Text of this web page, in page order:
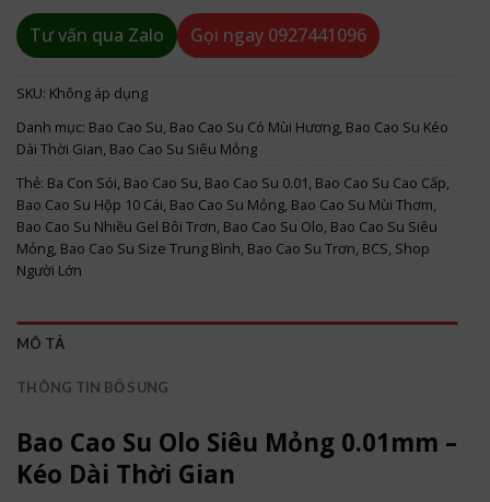
Tư vấn qua Zalo Gọi ngay 0927441096
SKU: Không áp dụng
Danh mục: Bao Cao Su, Bao Cao Su Có Mùi Hương, Bao Cao Su Kéo
Dài Thời Gian, Bao Cao Su Siêu Mỏng
Thẻ: Ba Con Sói, Bao Cao Su, Bao Cao Su 0.01, Bao Cao Su Cao Cấp,
Bao Cao Su Hộp 10 Cái, Bao Cao Su Mỏng, Bao Cao Su Mùi Thơm,
Bao Cao Su Nhiều Gel Bôi Trơn, Bao Cao Su Olo, Bao Cao Su Siêu
Mỏng, Bao Cao Su Size Trung Bình, Bao Cao Su Trơn, BCS, Shop
Người Lớn
MÔ TẢ
THÔNG TIN BỔ SUNG
Bao Cao Su Olo Siêu Mỏng 0.01mm –
Kéo Dài Thời Gian